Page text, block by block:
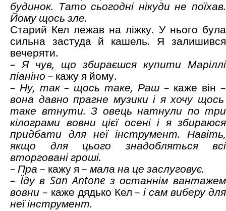
будинок. Тато сьогодні нікуди не поїхав.
Йому щось зле.
Старий Кел лежав на ліжку. У нього була
сильна застуда й кашель. Я залишився
вечеряти.
– Я чув, що збираєшся купити Маріллі
піаніно – кажу я йому.
– Ну, так – щось таке, Раш – каже він –
вона давно прагне музики і я хочу щось
таке втнути. З овець натнули по три
кілограми вовни цієї осені і я збираюся
придбати для неї інструмент. Навіть,
якщо для цього знадобляться всі
вторговані гроші.
– Пра – кажу я – мала на це заслуговує.
– Їду в San Antone з останнім вантажем
вовни – каже дядько Кел – і сам виберу для
неї інструмент.